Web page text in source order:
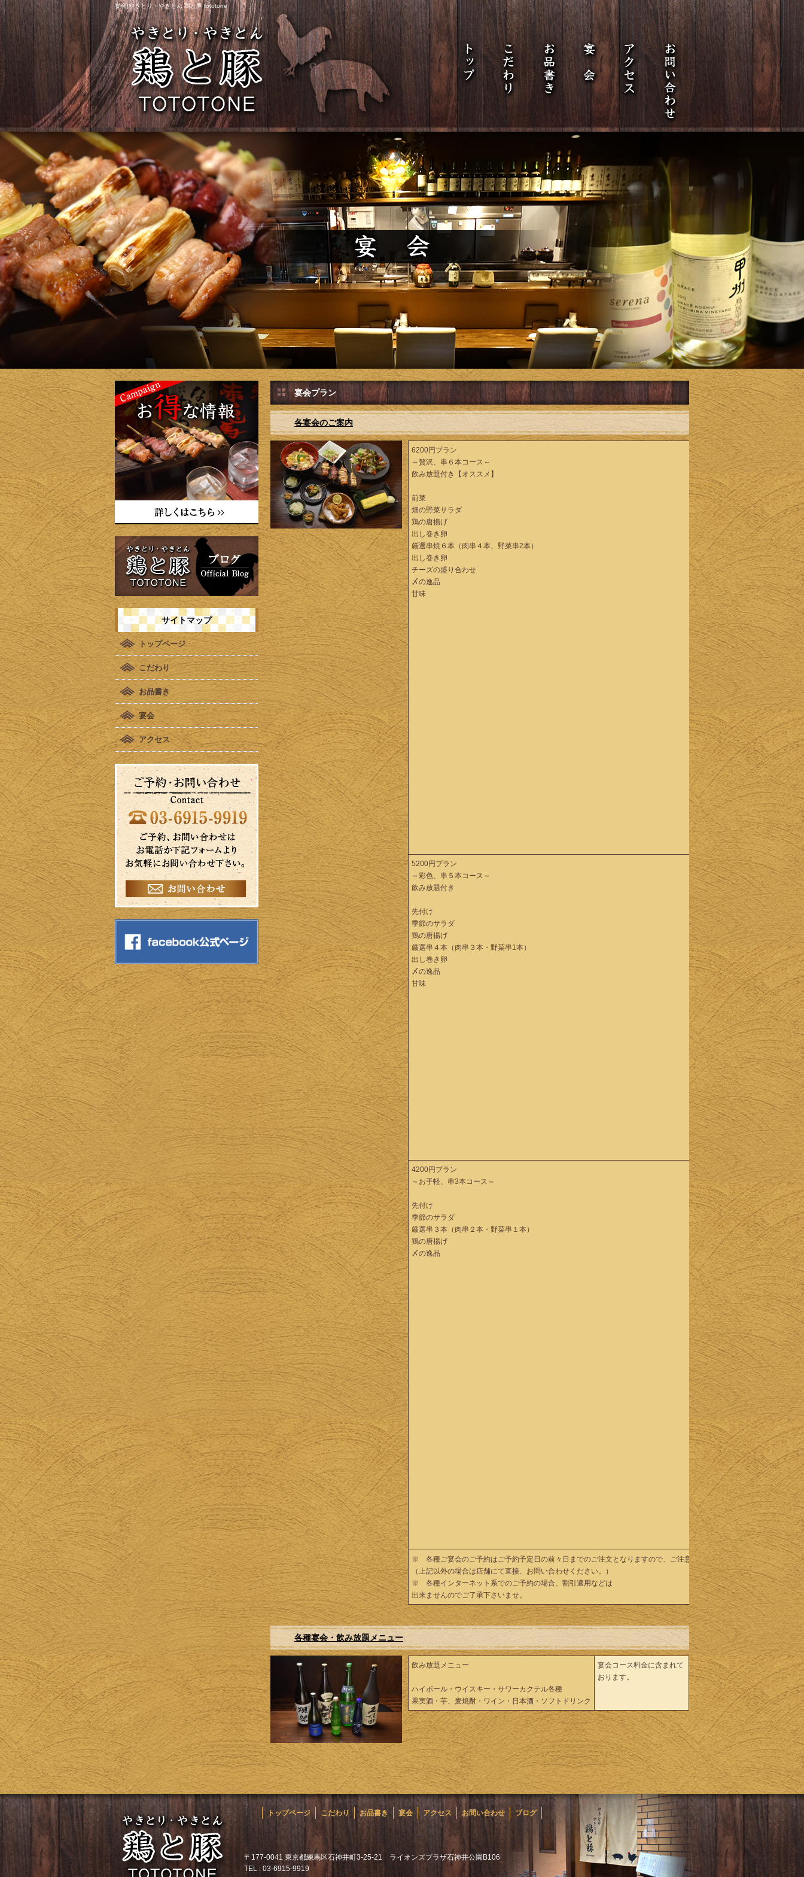
宴会|やきとり・やきとん 鶏と豚 tototone
サイトマップ
トップページ
こだわり
お品書き
宴会
アクセス
宴会プラン
各宴会のご案内
6200円プラン
～贅沢、串６本コース～
飲み放題付き【オススメ】
前菜
畑の野菜サラダ
鶏の唐揚げ
出し巻き卵
厳選串焼６本（肉串４本、野菜串2本）
出し巻き卵
チーズの盛り合わせ
〆の逸品
甘味
6200
円（税
込）
生ビー
ル付き
飲み放
題セッ
トのご
宴会
90分
ラスト
オーダ
ーの
120分
制
当店の
人気商
品をご
堪能し
ていた
だける
贅沢な
プラン
です。
（メニ
ューに
は載せ
ていな
い希少
部位を
お焼き
しま
す。）
5200円プラン
～彩色、串５本コース～
飲み放題付き
先付け
季節のサラダ
鶏の唐揚げ
厳選串４本（肉串３本・野菜串1本）
出し巻き卵
〆の逸品
甘味
5200
円（税
込）
生ビー
ル付き
飲み放
題セッ
トのご
宴会
90分
ラスト
オーダ
ーの
120分
制
水炊き
鍋、串
焼きな
どを
色々と
楽しめ
るプラ
ンで
す。
4200円プラン
～お手軽、串3本コース～
先付け
季節のサラダ
厳選串３本（肉串２本・野菜串１本）
鶏の唐揚げ
〆の逸品
4200
円（税
込）
生ビー
ル付き
飲み放
題セッ
トのご
宴会
90分
ラスト
オーダ
ーの
120分
制
串３本
とおつ
まみの
お手軽
にお楽
しみ頂
けるプ
ランで
す。
２次会
などの
ご利用
にも適
してお
りま
す。
※ 各種ご宴会のご予約はご予約予定日の前々日までのご注文となりますので、ご注意ください。
（上記以外の場合は店舗にて直接、お問い合わせください。）
※ 各種インターネット系でのご予約の場合、割引適用などは
出来ませんのでご了承下さいませ。
各種宴会・飲み放題メニュー
飲み放題メニュー
ハイボール・ウイスキー・サワーカクテル各種
果実酒・芋、麦焼酎・ワイン・日本酒・ソフトドリンク
宴会コース料金に含まれて
おります。
トップページ こだわり お品書き 宴会 アクセス お問い合わせ ブログ
〒177-0041 東京都練馬区石神井町3-25-21 ライオンズプラザ石神井公園B106
TEL : 03-6915-9919